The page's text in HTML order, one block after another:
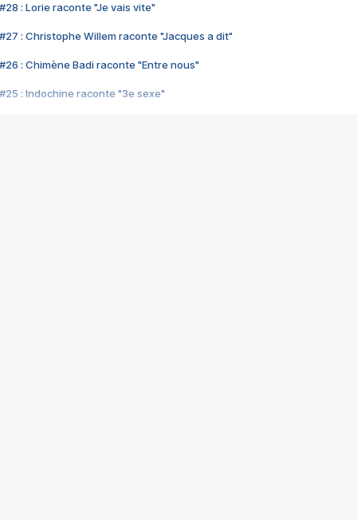
#28 : Lorie raconte "Je vais vite"
#27 : Christophe Willem raconte "Jacques a dit"
#26 : Chimène Badi raconte "Entre nous"
#25 : Indochine raconte "3e sexe"